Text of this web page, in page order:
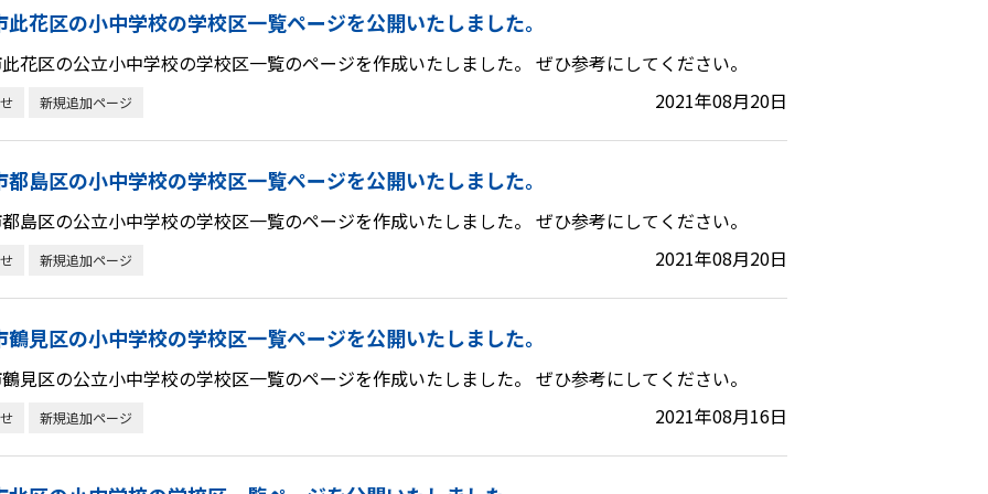
此花区の小中学校の学校区一覧ページを公開いたしました。
花区の公立小中学校の学校区一覧のページを作成いたしました。 ぜひ参考にしてください。
新規追加ページ 2021年08月20日
都島区の小中学校の学校区一覧ページを公開いたしました。
島区の公立小中学校の学校区一覧のページを作成いたしました。 ぜひ参考にしてください。
新規追加ページ 2021年08月20日
鶴見区の小中学校の学校区一覧ページを公開いたしました。
見区の公立小中学校の学校区一覧のページを作成いたしました。 ぜひ参考にしてください。
新規追加ページ 2021年08月16日